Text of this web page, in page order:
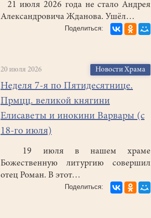
21 июля 2026 года не стало Андрея
Александровича Жданова. Ушёл…
20 июля 2026 Новости Храма
Неделя 7-я по Пятидесятнице.
Прмцц. великой княгини
Елисаветы и инокини Варвары (с
18-го июля)
19 июля в нашем храме
Божественную литургию совершил
отец Роман. В этот…